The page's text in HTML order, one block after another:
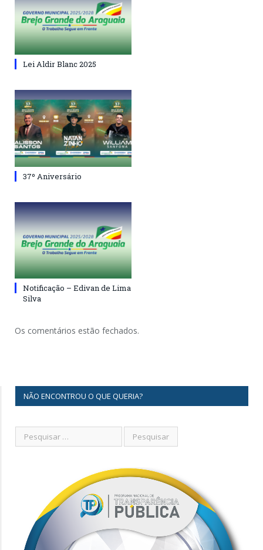
Lei Aldir Blanc 2025
37º Aniversário
Notificação – Edivan de Lima
Silva
Os comentários estão fechados.
NÃO ENCONTROU O QUE QUERIA?